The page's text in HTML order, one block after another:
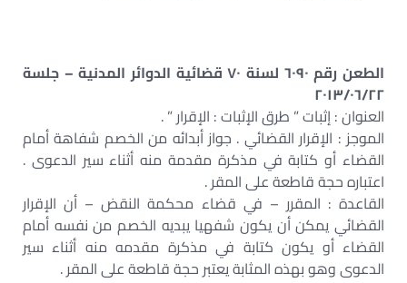
الطعن رقم ٦٠٩٠ لسنة ٧٠ قضائية الدوائر المدنية – جلسة
٢٠١٣/٠٦/٢٢
العنوان : إثبات ” طرق الإثبات : الإقرار ” .
الموجز : الإقرار القضائي . جواز أبدائه من الخصم شفاهة أمام
القضاء أو كتابة في مذكرة مقدمة منه أثناء سير الدعوى .
اعتباره حجة قاطعة على المقر .
القاعدة : المقرر – في قضاء محكمة النقض – أن الإقرار
القضائي يمكن أن يكون شفهيا يبديه الخصم من نفسه أمام
القضاء أو يكون كتابة في مذكرة مقدمه منه أثناء سير
الدعوى وهو بهذه المثابة يعتبر حجة قاطعة على المقر .